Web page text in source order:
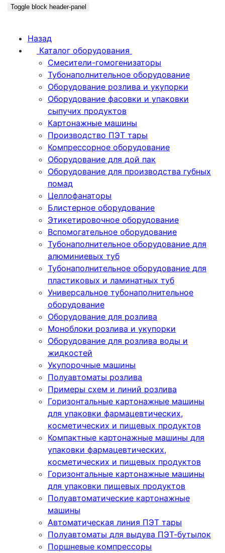
Toggle block header-panel
Назад
Каталог оборудования
Смесители-гомогенизаторы
Тубонаполнительное оборудование
Оборудование розлива и укупорки
Оборудование фасовки и упаковки
сыпучих продуктов
Картонажные машины
Производство ПЭТ тары
Компрессорное оборудование
Оборудование для дой пак
Оборудование для производства губных
помад
Целлофанаторы
Блистерное оборудование
Этикетировочное оборудование
Вспомогательное оборудование
Тубонаполнительное оборудование для
алюминиевых туб
Тубонаполнительное оборудование для
пластиковых и ламинатных туб
Универсальное тубонаполнительное
оборудование
Оборудование для розлива
Моноблоки розлива и укупорки
Оборудование для розлива воды и
жидкостей
Укупорочные машины
Полуавтоматы розлива
Примеры схем и линий розлива
Горизонтальные картонажные машины
для упаковки фармацевтических,
косметических и пищевых продуктов
Компактные картонажные машины для
упаковки фармацевтических,
косметических и пищевых продуктов
Горизонтальные картонажные машины
для упаковки пищевых продуктов
Полуавтоматические картонажные
машины
Автоматическая линия ПЭТ тары
Полуавтоматы для выдува ПЭТ-бутылок
Поршневые компрессоры